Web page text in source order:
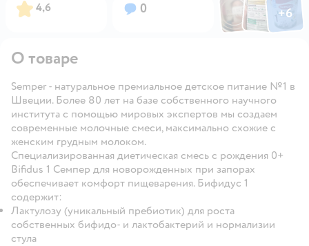
Рейтинг:
4,6 Вопросов:
0 Фото +6
Открыть
О товаре
Semper - натуральное премиальное детское питание №1 в
Швеции. Более 80 лет на базе собственного научного
института с помощью мировых экспертов мы создаем
современные молочные смеси, максимально схожие с
женским грудным молоком.
Специализированная диетическая смесь с рождения 0+
Bifidus 1 Семпер для новорожденных при запорах
обеспечивает комфорт пищеварения. Бифидус 1
содержит:
Лактулозу (уникальный пребиотик) для роста
собственных бифидо- и лактобактерий и нормализии
стула